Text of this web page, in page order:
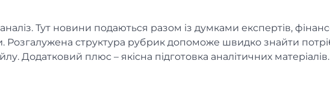
Тут новини подаються разом із думками експертів,
Розгалужена структура рубрик допоможе швидко знайти
Додатковий плюс – якісна підготовка аналітичних матеріалів.